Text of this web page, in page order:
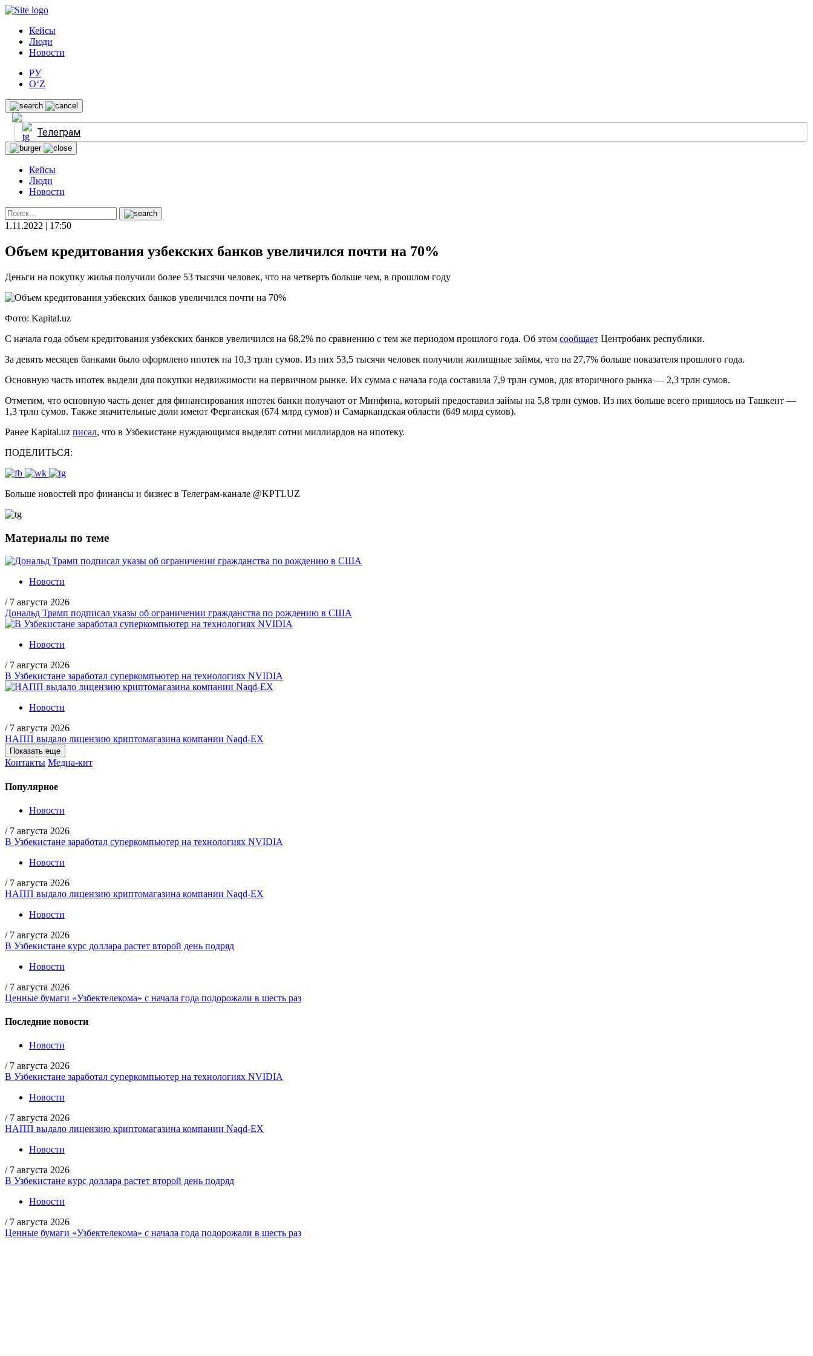
Кейсы
Люди
Новости
РУ
O‘Z
Телеграм
Кейсы
Люди
Новости
1.11.2022 | 17:50
Объем кредитования узбекских банков увеличился почти на 70%
Деньги на покупку жилья получили более 53 тысячи человек, что на четверть больше чем, в прошлом году
Фото: Kapital.uz
С начала года объем кредитования узбекских банков увеличился на 68,2% по сравнению с тем же периодом прошлого года. Об этом сообщает Центробанк республики.
За девять месяцев банками было оформлено ипотек на 10,3 трлн сумов. Из них 53,5 тысячи человек получили жилищные займы, что на 27,7% больше показателя прошлого года.
Основную часть ипотек выдели для покупки недвижимости на первичном рынке. Их сумма с начала года составила 7,9 трлн сумов, для вторичного рынка — 2,3 трлн сумов.
Отметим, что основную часть денег для финансирования ипотек банки получают от Минфина, который предоставил займы на 5,8 трлн сумов. Из них больше всего пришлось на Ташкент —
1,3 трлн сумов. Также значительные доли имеют Ферганская (674 млрд сумов) и Самаркандская области (649 млрд сумов).
Ранее Kapital.uz писал, что в Узбекистане нуждающимся выделят сотни миллиардов на ипотеку.
ПОДЕЛИТЬСЯ:
Больше новостей про финансы и бизнес в Телеграм-канале @KPTLUZ
Материалы по теме
Новости
/ 7 августа 2026
Дональд Трамп подписал указы об ограничении гражданства по рождению в США
Новости
/ 7 августа 2026
В Узбекистане заработал суперкомпьютер на технологиях NVIDIA
Новости
/ 7 августа 2026
НАПП выдало лицензию криптомагазина компании Naqd-EX
Показать еще
Контакты Медиа-кит
Популярное
Новости
/ 7 августа 2026
В Узбекистане заработал суперкомпьютер на технологиях NVIDIA
Новости
/ 7 августа 2026
НАПП выдало лицензию криптомагазина компании Naqd-EX
Новости
/ 7 августа 2026
В Узбекистане курс доллара растет второй день подряд
Новости
/ 7 августа 2026
Ценные бумаги «Узбектелекома» с начала года подорожали в шесть раз
Последние новости
Новости
/ 7 августа 2026
В Узбекистане заработал суперкомпьютер на технологиях NVIDIA
Новости
/ 7 августа 2026
НАПП выдало лицензию криптомагазина компании Naqd-EX
Новости
/ 7 августа 2026
В Узбекистане курс доллара растет второй день подряд
Новости
/ 7 августа 2026
Ценные бумаги «Узбектелекома» с начала года подорожали в шесть раз